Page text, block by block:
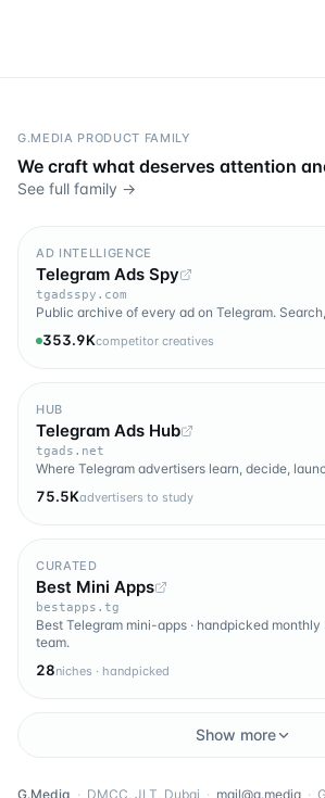
G.MEDIA PRODUCT FAMILY
We craft what deserves attention
See full family →
AD INTELLIGENCE
Telegram Ads Spy
tgadsspy.com
Public archive of every ad on Telegram.
353.9Kcompetitor creatives
HUB
Telegram Ads Hub
tgads.net
Where Telegram advertisers learn, decide,
75.5Kadvertisers to study
CURATED
Best Mini Apps
bestapps.tg
Best Telegram mini-apps · handpicked
team.
28niches · handpicked
Show more
G.Media · DMCC, JLT, Dubai · mail@g.media ·